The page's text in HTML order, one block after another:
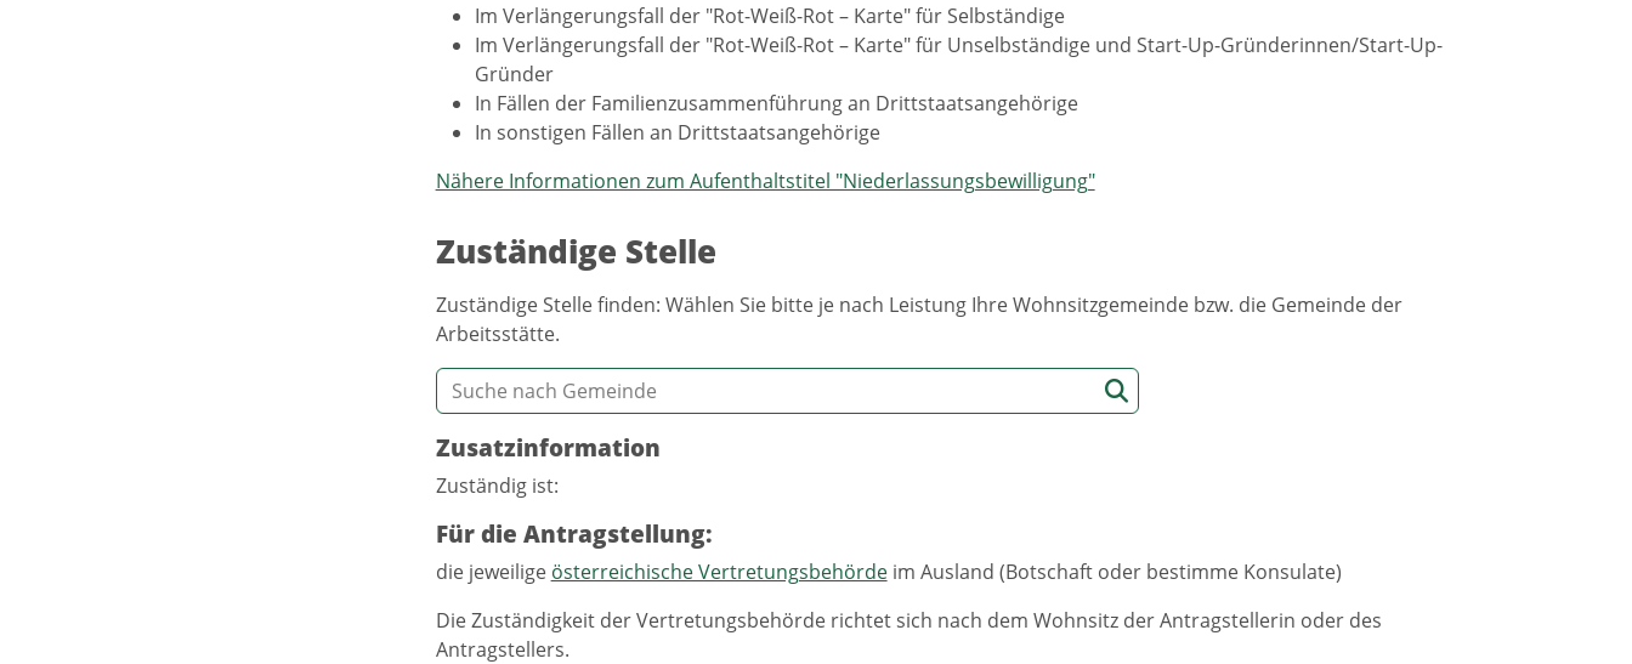
Im Verlängerungsfall der "Rot-Weiß-Rot – Karte" für Selbständige
Im Verlängerungsfall der "Rot-Weiß-Rot – Karte" für Unselbständige und Start-Up-Gründerinnen/Start-Up-
Gründer
In Fällen der Familienzusammenführung an Drittstaatsangehörige
In sonstigen Fällen an Drittstaatsangehörige
Nähere Informationen zum Aufenthaltstitel "Niederlassungsbewilligung"
Zuständige Stelle
Zuständige Stelle finden: Wählen Sie bitte je nach Leistung Ihre Wohnsitzgemeinde bzw. die Gemeinde der
Arbeitsstätte.
Zusatzinformation
Zuständig ist:
Für die Antragstellung:
die jeweilige österreichische Vertretungsbehördeim Ausland (Botschaft oder bestimme Konsulate)
Die Zuständigkeit der Vertretungsbehörde richtet sich nach dem Wohnsitz der Antragstellerin oder des
Antragstellers.